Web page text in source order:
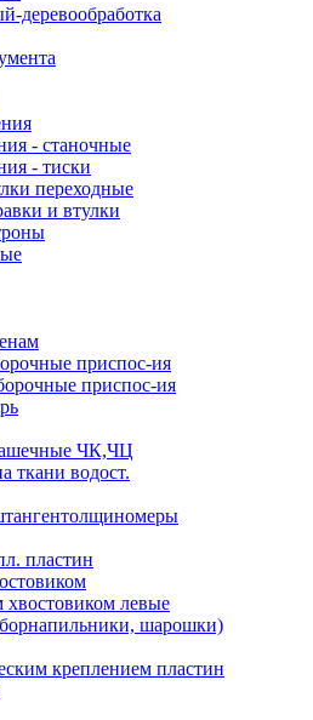
деревообработка
- станочные
- тиски
переходные
и втулки
приспос-ия
приспос-ия
ЧК,ЧЦ
ткани водост.
пластин
левые
шарошки)
креплением пластин